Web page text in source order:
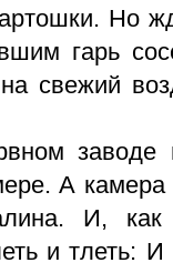
Но
гарь
свежий
заводе
А камера
И, как
и тлеть: